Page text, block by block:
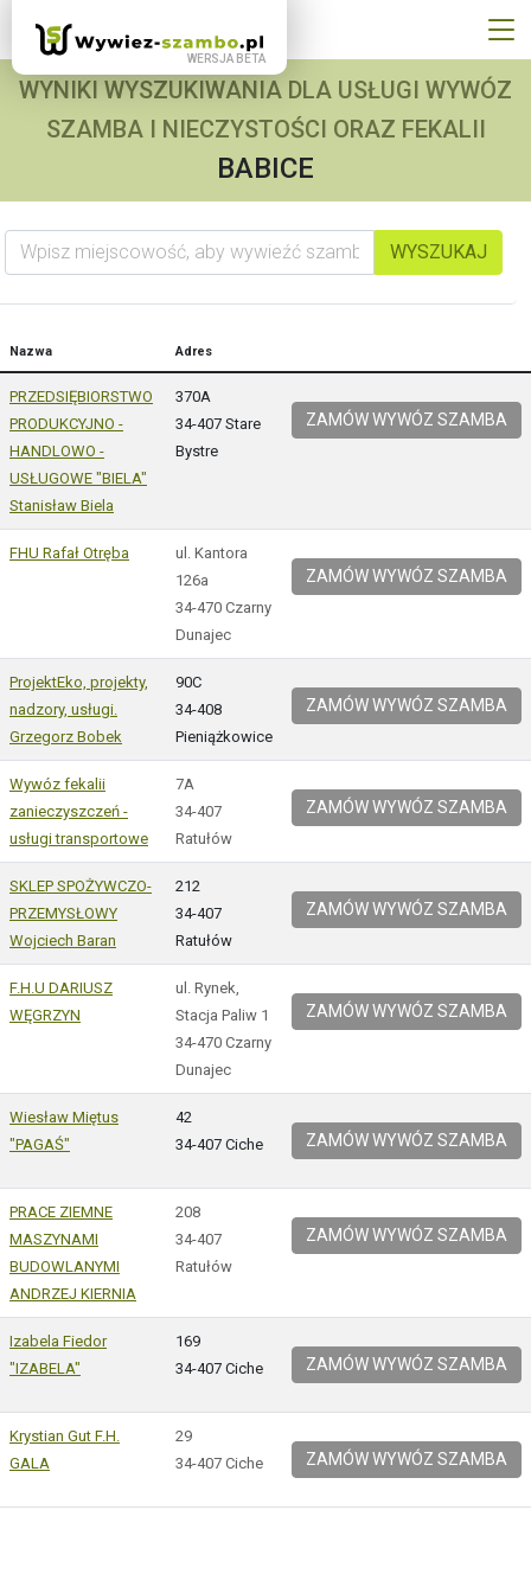
WYNIKI WYSZUKIWANIA DLA USŁUGI WYWÓZ
SZAMBA I NIECZYSTOŚCI ORAZ FEKALII
BABICE
Wpisz miejscowość, aby wywieźć szambo
WYSZUKAJ
Nazwa Adres
PRZEDSIĘBIORSTWO
PRODUKCYJNO -
HANDLOWO -
USŁUGOWE "BIELA"
Stanisław Biela
370A
34-407 Stare
Bystre
ZAMÓW WYWÓZ SZAMBA
FHU Rafał Otręba
ul. Kantora
126a
34-470 Czarny
Dunajec
ZAMÓW WYWÓZ SZAMBA
ProjektEko, projekty,
nadzory, usługi.
Grzegorz Bobek
90C
34-408
Pieniążkowice
ZAMÓW WYWÓZ SZAMBA
Wywóz fekalii
zanieczyszczeń -
usługi transportowe
7A
34-407
Ratułów
ZAMÓW WYWÓZ SZAMBA
SKLEP SPOŻYWCZO-
PRZEMYSŁOWY
Wojciech Baran
212
34-407
Ratułów
ZAMÓW WYWÓZ SZAMBA
F.H.U DARIUSZ
WĘGRZYN
ul. Rynek,
Stacja Paliw 1
34-470 Czarny
Dunajec
ZAMÓW WYWÓZ SZAMBA
Wiesław Miętus
"PAGAŚ"
42
34-407 Ciche
ZAMÓW WYWÓZ SZAMBA
PRACE ZIEMNE
MASZYNAMI
BUDOWLANYMI
ANDRZEJ KIERNIA
208
34-407
Ratułów
ZAMÓW WYWÓZ SZAMBA
Izabela Fiedor
"IZABELA"
169
34-407 Ciche
ZAMÓW WYWÓZ SZAMBA
Krystian Gut F.H.
GALA
29
34-407 Ciche
ZAMÓW WYWÓZ SZAMBA